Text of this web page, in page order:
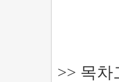
>> 목차